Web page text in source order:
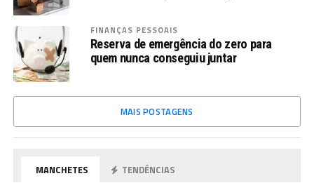
FINANÇAS PESSOAIS
Reserva de emergência do zero para
quem nunca conseguiu juntar
MAIS POSTAGENS
MANCHETES TENDÊNCIAS